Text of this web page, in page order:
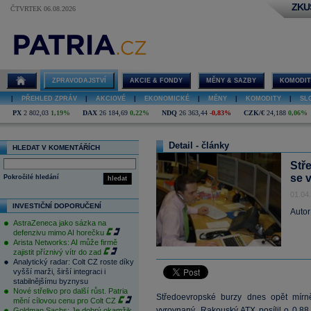
ČTVRTEK 06.08.2026
ZPRAVODAJSTVÍ AKCIE & FONDY MĚNY & SAZBY
PŘEHLED ZPRÁV AKCIOVÉ EKONOMICKÉ MĚNY KOMODITY
PX 2 802,03 1,19% DAX 26 184,69 0,22% NDQ 26 363,44 -0,83% CZK/€ 24,188 0,06%
HLEDAT V KOMENTÁŘÍCH
hledat
Pokročilé hledání
INVESTIČNÍ DOPORUČENÍ
AstraZeneca jako sázka na
defenzivu mimo AI horečku
Arista Networks: AI může firmě
zajistit příznivý vítr do zad
Analytický radar: Colt CZ roste díky
vyšší marži, širší integraci i
stabilnějšímu byznysu
Nové střelivo pro další růst. Patria
mění cílovou cenu pro Colt CZ
Detail - články
se
Středoevropské burzy dnes opět